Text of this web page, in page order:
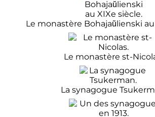
Le monastère Bohajaŭlienski au
Le monastère st-
La synagogue